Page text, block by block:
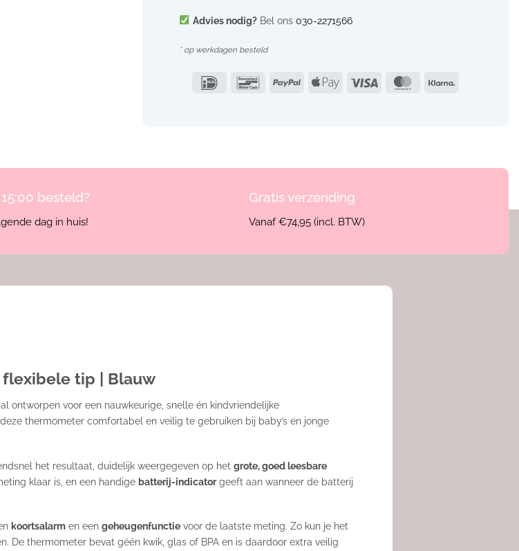
Advies nodig? Bel ons030-2271566
* op werkdagen besteld
IDeal BancontactPayPal Apple
Visa MasterCard
besteld?
dag in huis!
Gratis verzending
Vanaf €74,95 (incl. BTW)
tip | Blauw
ontworpen voor een nauwkeurige, snelle én kindvriendelijke
thermometer comfortabel en veilig te gebruiken bij baby’s en jonge
het resultaat, duidelijk weergegeven op het grote, goed leesbare
klaar is, en een handige batterij-indicatorgeeft aan wanneer de batterij
koortsalarmen een geheugenfunctievoor de laatste meting. Zo kun je het
De thermometer bevat géén kwik, glas of BPA en is daardoor extra veilig